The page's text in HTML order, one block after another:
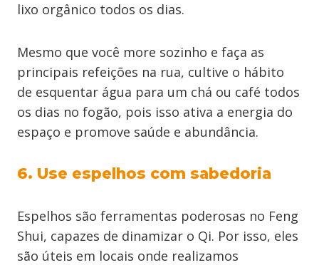
lixo orgânico todos os dias.
Mesmo que você more sozinho e faça as
principais refeições na rua, cultive o hábito
de esquentar água para um chá ou café todos
os dias no fogão, pois isso ativa a energia do
espaço e promove saúde e abundância.
6. Use espelhos com sabedoria
Espelhos são ferramentas poderosas no Feng
Shui, capazes de dinamizar o Qi. Por isso, eles
são úteis em locais onde realizamos